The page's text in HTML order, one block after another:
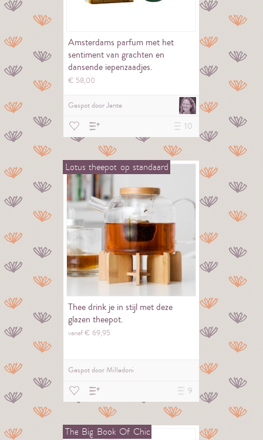
Amsterdams parfum met het
sentiment van grachten en
dansende iepenzaadjes.
€ 58,00
Gespot doorJente
10
Lotus theepot op standaard
Thee drink je in stijl met deze
glazen theepot.
vanaf € 69,95
Gespot doorMilledoni
9
The Big Book Of Chic